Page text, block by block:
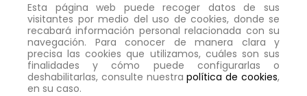
Esta página web puede recoger datos de sus
visitantes por medio del uso de cookies, donde se
recabará información personal relacionada con su
navegación. Para conocer de manera clara y
precisa las cookies que utilizamos, cuáles son sus
finalidades y cómo puede configurarlas o
deshabilitarlas, consulte nuestrapolítica de cookies,
en su caso.